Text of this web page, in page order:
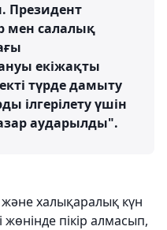
Президент
мен салалық
екіжақты
түрде дамыту
ілгерілету үшін
аударылды".
және халықаралық күн
жөнінде пікір алмасып,